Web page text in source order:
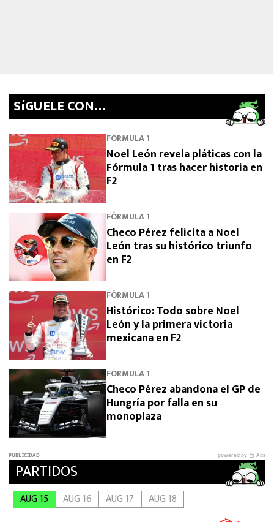
SíGUELE CON…
FÓRMULA 1
Noel León revela pláticas con la
Fórmula 1 tras hacer historia en
F2
FÓRMULA 1
Checo Pérez felicita a Noel
León tras su histórico triunfo
en F2
FÓRMULA 1
Histórico: Todo sobre Noel
León y la primera victoria
mexicana en F2
FÓRMULA 1
Checo Pérez abandona el GP de
Hungría por falla en su
monoplaza